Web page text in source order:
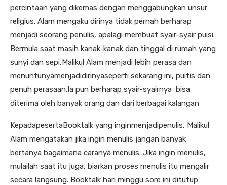
percintaan yang dikemas dengan menggabungkan unsur
religius. Alam mengaku dirinya tidak pernah berharap
menjadi seorang penulis, apalagi membuat syair-syair puisi.
Bermula saat masih kanak-kanak dan tinggal di rumah yang
sunyi dan sepi,Malikul Alam menjadi lebih perasa dan
menuntunyamenjadidirinyaseperti sekarang ini, puitis dan
penuh perasaan.Ia pun berharap syair-syairnya bisa
diterima oleh banyak orang dan dari berbagai kalangan
KepadapesertaBooktalk yang inginmenjadipenulis, Malikul
Alam mengatakan jika ingin menulis jangan banyak
bertanya bagaimana caranya menulis. Jika ingin menulis,
mulailah saat itu juga, biarkan proses menulis itu mengalir
secara langsung. Booktalk hari minggu sore ini ditutup